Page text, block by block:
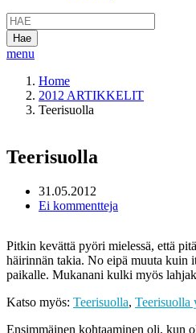
menu
Home
2012 ARTIKKELIT
Teerisuolla
Teerisuolla
31.05.2012
Ei kommentteja
Pitkin kevättä pyöri mielessä, että
häirinnän takia. No eipä muuta kuin
paikalle. Mukanani kulki myös
Katso myös: Teerisuolla, Teerisuolla
Ensimmäinen kohtaaminen oli, kun